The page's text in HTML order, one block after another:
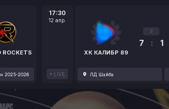
ROCKETS
2025-2026
17:30
12 апр.
LIVE
ХК КАЛИБР 89
3
7 : 1
ЛД Шайба